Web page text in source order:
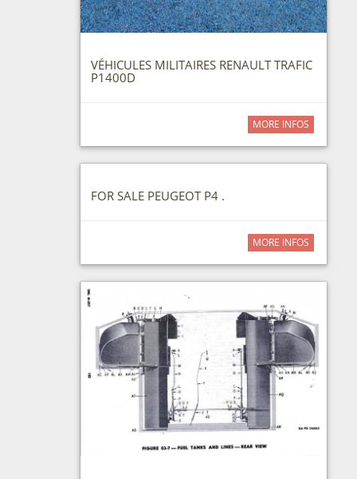
VÉHICULES MILITAIRES RENAULT TRAFIC
P1400D
MORE INFOS
FOR SALE PEUGEOT P4 .
MORE INFOS